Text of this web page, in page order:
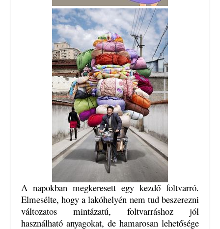
A napokban megkeresett egy kezdő foltvarró.
Elmesélte, hogy a lakóhelyén nem tud beszerezni
változatos mintázatú, foltvarráshoz jól
használható anyagokat, de hamarosan lehetősége